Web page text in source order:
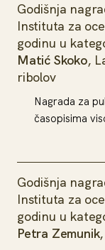
Godišnja
Instituta za
godinu u
Matić Skoko,
ribolov
Nagrada za
časopisima
Godišnja
Instituta za
godinu u
Petra Zemunik